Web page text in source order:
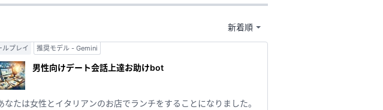
ルプレイ 推奨モデル - Gemini
男性向けデート会話上達お助けbot
なたは女性とイタリアンのお店でランチをすることになりました。